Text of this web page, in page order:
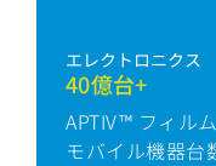
エレクトロニクス
40億台+
APTIV™ フィル
モバイル機器台